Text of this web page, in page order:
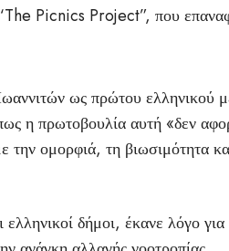
Picnics Project”, που
ως πρώτου ελληνικού
η πρωτοβουλία αυτή «δεν
ομορφιά, τη βιωσιμότητα
δήμοι, έκανε λόγο